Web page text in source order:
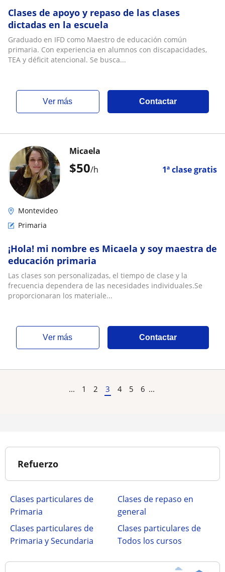
Clases de apoyo y repaso de las clases
dictadas en la escuela
Graduado en IFD como Maestro de educación común
primaria. Con experiencia en alumnos con discapacidades,
TEA y déficit atencional. Se busca...
ver más Contactar
$50/h 1ª clase gratis
Micaela
Montevideo
Primaria
¡Hola! mi nombre es Micaela y soy maestra de
educación primaria
Las clases son personalizadas, el tiempo de clase y la
frecuencia dependera de las necesidades individuales.Se
proporcionaran los materiale...
ver más Contactar
... 1 2 3 4 5 6 ...
Refuerzo
Clases particulares de
Primaria
Clases de repaso en
general
Clases particulares de
Primaria y Secundaria
Clases particulares de
Todos los cursos